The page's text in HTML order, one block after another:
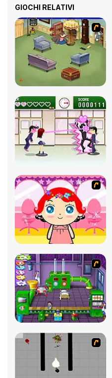
GIOCHI RELATIVI